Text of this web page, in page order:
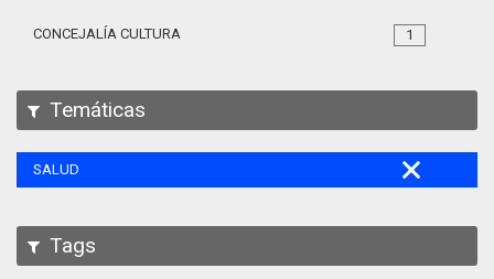
1
CONCEJALÍA CULTURA
Temáticas
SALUD
Tags